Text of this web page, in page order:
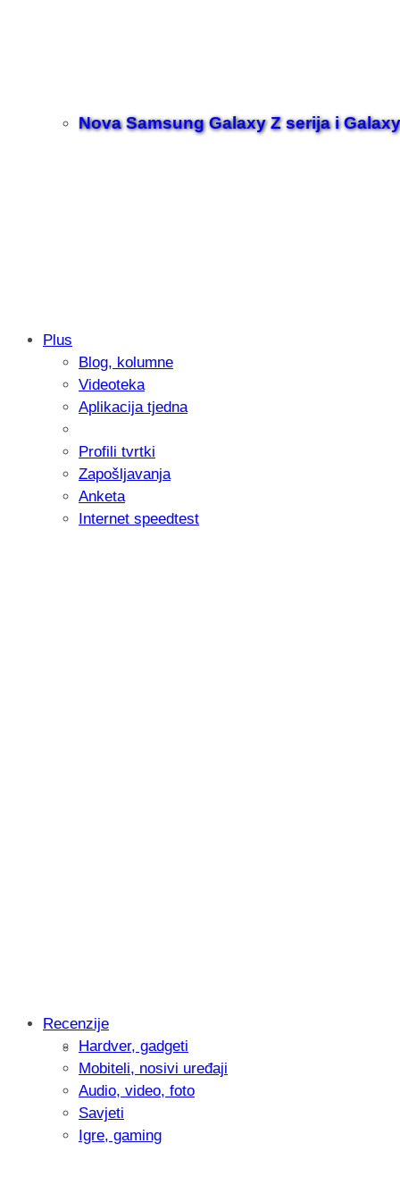
Nova Samsung Galaxy Z serija i
Sony predstavlja objektiv FE 100-
654 grama
Plus
Blog, kolumne
Videoteka
Aplikacija tjedna
Profili tvrtki
Zapošljavanja
Anketa
Internet speedtest
Intervju: Goran Jović, fotograf -
Recenzije
Hardver, gadgeti
Mobiteli, nosivi uređaji
Audio, video, foto
Savjeti
Igre, gaming